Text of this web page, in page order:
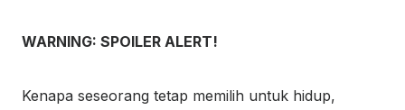
WARNING: SPOILER ALERT!
Kenapa seseorang tetap memilih untuk hidup,